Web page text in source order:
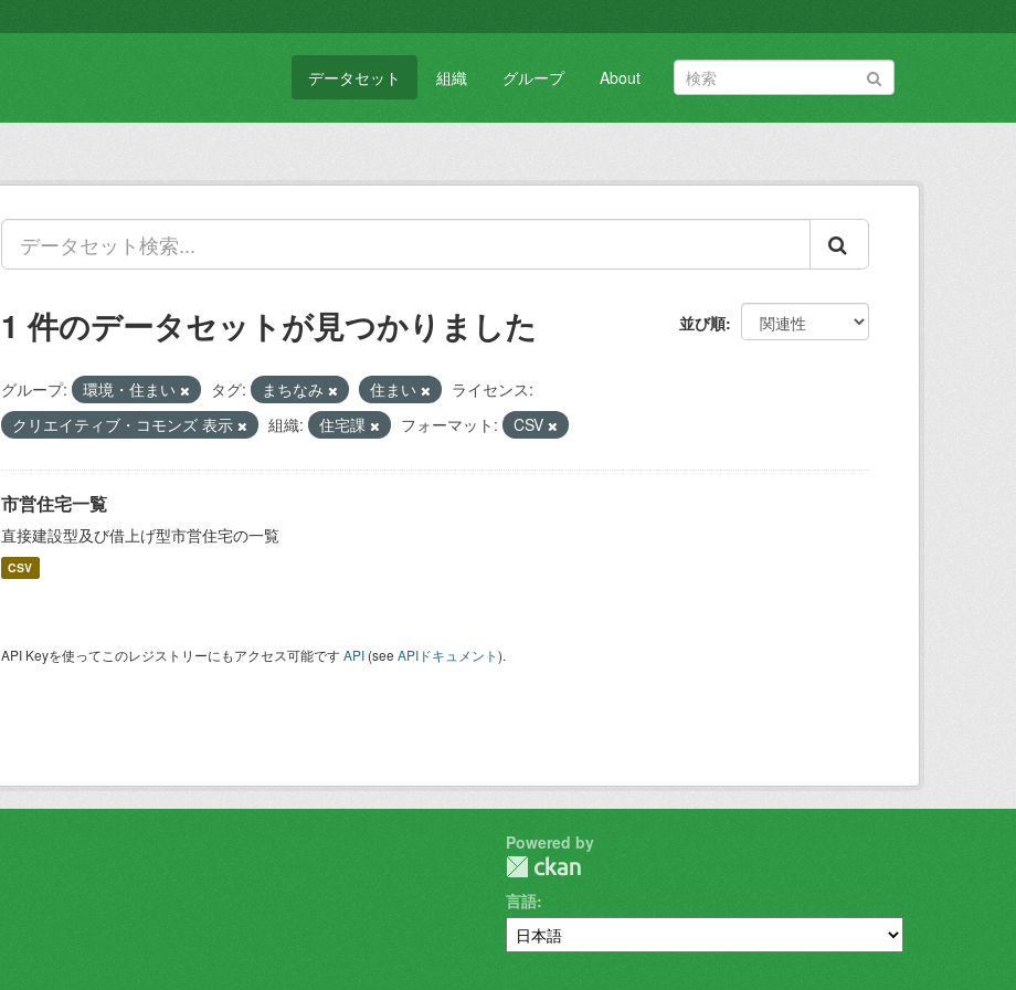
データセット 組織 グループ About
並び順
1 件のデータセットが見つかりました
グループ: 環境・住まい タグ: まちなみ 住まい
ライセンス:
クリエイティブ・コモンズ 表示
組織: 住宅課 フォーマット: CSV
市営住宅一覧
直接建設型及び借上げ型市営住宅の一覧
CSV
API Keyを使ってこのレジストリーにもアクセス可能ですAPI (see APIドキュメント).
Powered by
言語